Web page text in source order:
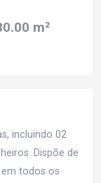
m²
incluindo 02
Dispõe de
todos os